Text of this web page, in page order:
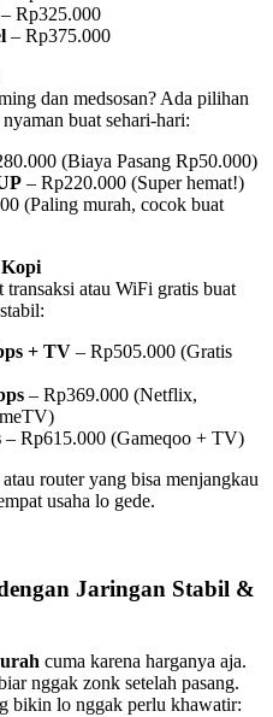
– Rp325.000
– Rp375.000
dan medsosan? Ada pilihan
buat sehari-hari:
(Biaya Pasang Rp50.000)
– Rp220.000 (Super hemat!)
(Paling murah, cocok buat
atau WiFi gratis buat
+ TV – Rp505.000 (Gratis
– Rp369.000 (Netflix,
– Rp615.000 (Gameqoo + TV)
atau router yang bisa menjangkau
usaha lo gede.
Jaringan Stabil &
cuma karena harganya aja.
nggak zonk setelah pasang.
bikin lo nggak perlu khawatir: